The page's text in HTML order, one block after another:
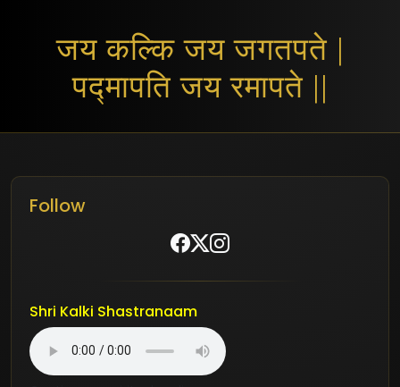
जय कल्कि जय जगतपते |
पद्मापति जय रमापते ||
Follow
Shri Kalki Shastranaam